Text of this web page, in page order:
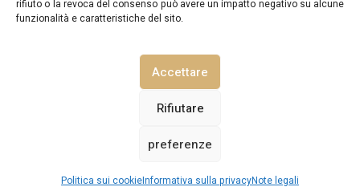
rifiuto o la revoca del consenso può avere un impatto negativo su alcune
funzionalità e caratteristiche del sito.
Accettare
Rifiutare
preferenze
Politica sui cookieInformativa sulla privacyNote legali
Vedi prezzi / disponibilità
TrulliPuglia.com © Copyright 2026. Tutti i diritti riservati.
INFORMATIVA SULLA PRIVACY
POLITICA SUI COOKIE (UE) CONTATTACI